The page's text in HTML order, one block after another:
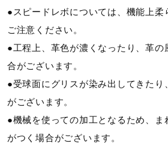
●スピードレボについては、機能上柔
ご注意ください。
●工程上、革色が濃くなったり、革の
合がございます。
●受球面にグリスが染み出してきたり
がございます。
●機械を使っての加工となるため、ま
がつく場合がございます。